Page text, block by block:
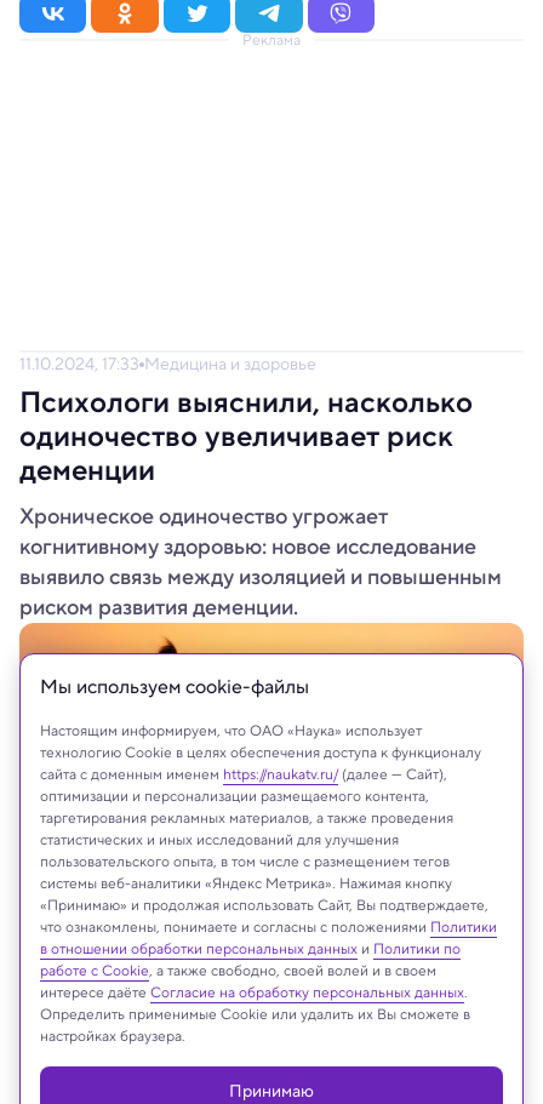
Реклама
11.10.2024, 17:33 Медицина и здоровье
Психологи выяснили, насколько
одиночество увеличивает риск
деменции
Хроническое одиночество угрожает
когнитивному здоровью: новое исследование
выявило связь между изоляцией и повышенным
риском развития деменции.
Shutterstock.com
Мы используем сookie-файлы
Принимаю
Настоящим информируем, что ОАО «Наука» использует
технологию Cookie в целях обеспечения доступа к функционалу
сайта с доменным именем https://naukatv.ru/(далее — Сайт),
оптимизации и персонализации размещаемого контента,
таргетирования рекламных материалов, а также проведения
статистических и иных исследований для улучшения
пользовательского опыта, в том числе с размещением тегов
системы веб-аналитики «Яндекс Метрика». Нажимая кнопку
«Принимаю» и продолжая использовать Сайт, Вы подтверждаете,
что ознакомлены, понимаете и согласны с положениями Политики
в отношении обработки персональных данных и Политики по
работе с Cookie, а также свободно, своей волей и в своем
интересе даёте Согласие на обработку персональных данных.
Определить применимые Cookie или удалить их Вы сможете в
настройках браузера.